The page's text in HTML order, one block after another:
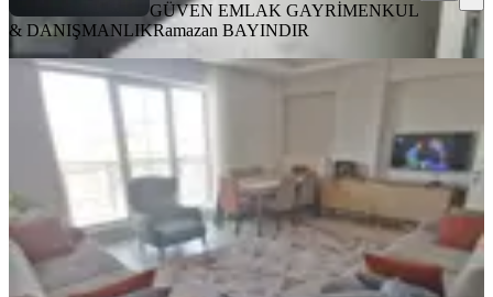
GÜVEN EMLAK GAYRİMENKUL
& DANIŞMANLIKRamazan BAYINDIR
YENİ
Paşaköşkünde Satılık 3+1 Daire
3+1
·4. Kat ·04.08.2026
5.450.000 ₺
Eda Yaman